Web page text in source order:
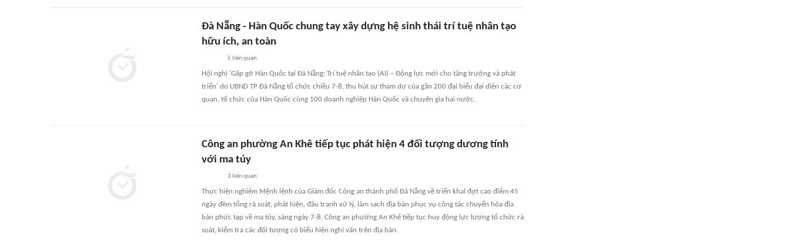
Đà Nẵng - Hàn Quốc chung tay xây dựng hệ sinh thái trí tuệ nhân tạo
hữu ích, an toàn
5 liên quan
Hội nghị 'Gặp gỡ Hàn Quốc tại Đà Nẵng: Trí tuệ nhân tạo (AI) – Động lực mới cho tăng trưởng và phát
triển' do UBND TP Đà Nẵng tổ chức chiều 7-8, thu hút sự tham dự của gần 200 đại biểu đại diện các cơ
quan, tổ chức của Hàn Quốc cùng 100 doanh nghiệp Hàn Quốc và chuyên gia hai nước.
Công an phường An Khê tiếp tục phát hiện 4 đối tượng dương tính
với ma túy
3 liên quan
Thực hiện nghiêm Mệnh lệnh của Giám đốc Công an thành phố Đà Nẵng về triển khai đợt cao điểm 45
ngày đêm tổng rà soát, phát hiện, đấu tranh xử lý, làm sạch địa bàn phục vụ công tác chuyển hóa địa
bàn phức tạp về ma túy, sáng ngày 7-8, Công an phường An Khê tiếp tục huy động lực lượng tổ chức rà
soát, kiểm tra các đối tượng có biểu hiện nghi vấn trên địa bàn.